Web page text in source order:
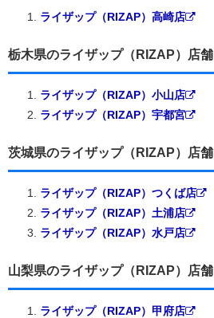
ライザップ（RIZAP）高崎店
栃木県のライザップ（RIZAP）店舗
ライザップ（RIZAP）小山店
ライザップ（RIZAP）宇都宮
茨城県のライザップ（RIZAP）店舗
ライザップ（RIZAP）つくば店
ライザップ（RIZAP）土浦店
ライザップ（RIZAP）水戸店
山梨県のライザップ（RIZAP）店舗
ライザップ（RIZAP）甲府店